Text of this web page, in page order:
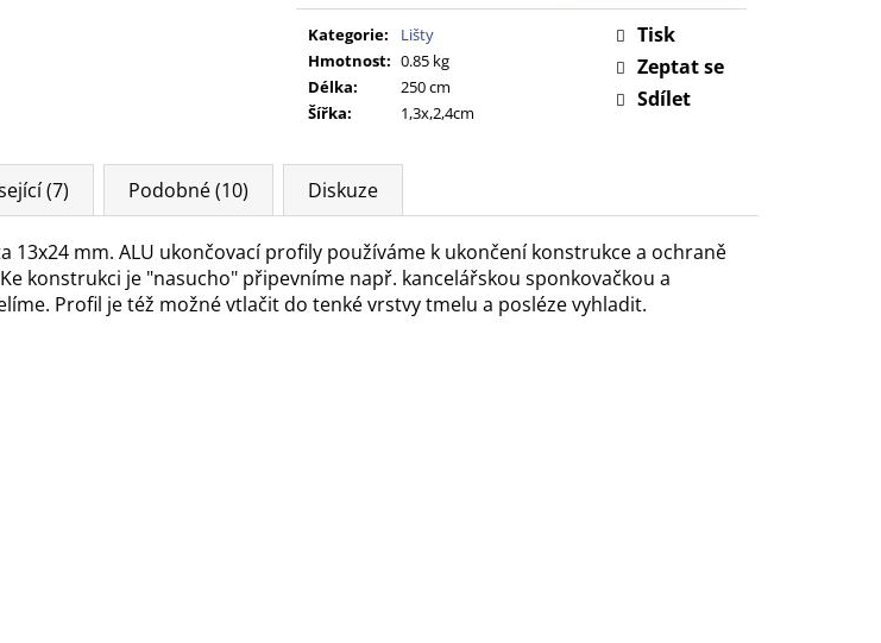
Kategorie:
Lišty
Hmotnost: 0.85 kg
Délka:
250 cm
Šířka: 1,3x,2,4cm
Tisk
Zeptat se
Sdílet
(7) Podobné (10) Diskuze
13x24 mm. ALU ukončovací profily používáme k ukončení konstrukce a ochraně
konstrukci je "nasucho" připevníme např. kancelářskou sponkovačkou a
Profil je též možné vtlačit do tenké vrstvy tmelu a posléze vyhladit.